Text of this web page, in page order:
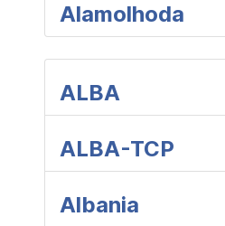
Alamolhoda
ALBA
ALBA-TCP
Albania